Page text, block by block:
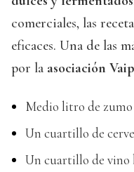
comerciales, las
eficaces. Una de las
por la asociación
Medio litro de zumo
Un cuartillo de
Un cuartillo de vino